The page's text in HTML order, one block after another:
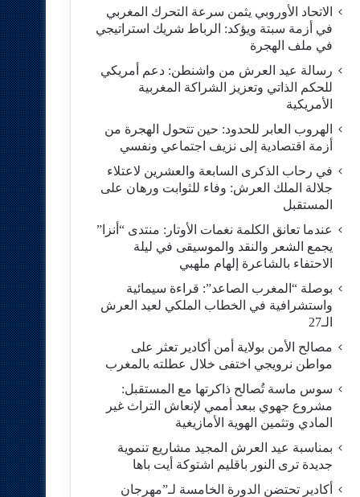
الاتحاد الأوروبي يثمن سرعة التحرك المغربي
في أزمة سبتة ويؤكد: الرباط شريك استراتيجي
في ملف الهجرة
رسالة عيد العرش من واشنطن: دعم أمريكي
للحكم الذاتي وتعزيز الشراكة المغربية
الأمريكية
​الهروب العابر للحدود: حين تتحول الهجرة من
أزمة اقتصادية إلى نزيف اجتماعي ونفسي
في رحاب الذكرى السابعة والعشرين لاعتلاء
جلالة الملك العرش: وفاء للثوابت ورهان على
المستقبل
​عندما تعانق الكلمة نغمات الأوتار: منتدى “أنزا”
يجمع الشعر والنقد والموسيقى في ليلة
الاحتفاء بالشاعرة إلهام ملهبي
بوصلة “المغرب الصاعد”: قراءة سيمائية
واستشرافية في الخطاب الملكي لعيد العرش
الـ27
مصالح الأمن بولاية أمن أكادير تعثر على
مواطن نرويجي اختفى خلال عطلته بالمغرب
سوس ماسة تُصالح ذاكرتها مع المستقبل:
مشروع جهوي ببعد أممي لإنعاش التراث غير
المادي وتثمين الهوية الأمازيغية
بمناسبة عيد العرش المجيد مشاريع تنموية
جديدة ترى النور باقليم اشتوكة أيت باها
أكادير تحتضن الدورة الخامسة لـ”مهرجان